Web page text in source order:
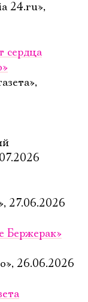
24.ru»,
сердца
27.06.2026
Бержерак»
26.06.2026